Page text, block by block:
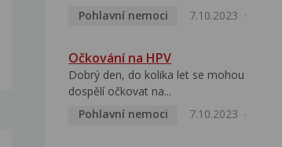
Pohlavní nemoci
7.10.2023
Očkování na HPV
Dobrý den, do kolika let se mohou
dospělí očkovat na...
Pohlavní nemoci
7.10.2023